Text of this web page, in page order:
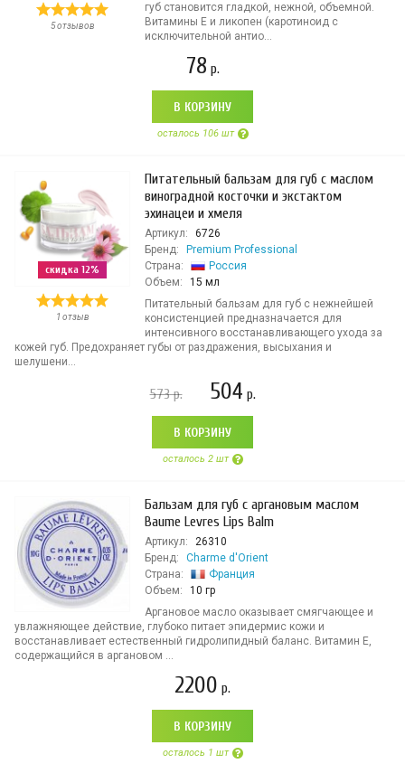
5 отзывов
губ становится гладкой, нежной, объемной.
Витамины Е и ликопен (каротиноид с
исключительной антио...
78 р.
В КОРЗИНУ
осталось 106 шт
скидка 12%
1 отзыв
Питательный бальзам для губ с маслом
виноградной косточки и экстактом
эхинацеи и хмеля
Артикул:
6726
Бренд:
Premium Professional
Страна:
Россия
Объем:
15 мл
Питательный бальзам для губ с нежнейшей
консистенцией предназначается для
интенсивного восстанавливающего ухода за
кожей губ. Предохраняет губы от раздражения, высыхания и
шелушени...
573р. 504 р.
В КОРЗИНУ
осталось 2 шт
Бальзам для губ с аргановым маслом
Baume Levres Lips Balm
Артикул:
26310
Бренд:
Charme d'Orient
Страна:
Франция
Объем:
10 гр
Аргановое масло оказывает смягчающее и
увлажняющее действие, глубоко питает эпидермис кожи и
восстанавливает естественный гидролипидный баланс. Витамин Е,
содержащийся в аргановом ...
2200 р.
В КОРЗИНУ
осталось 1 шт